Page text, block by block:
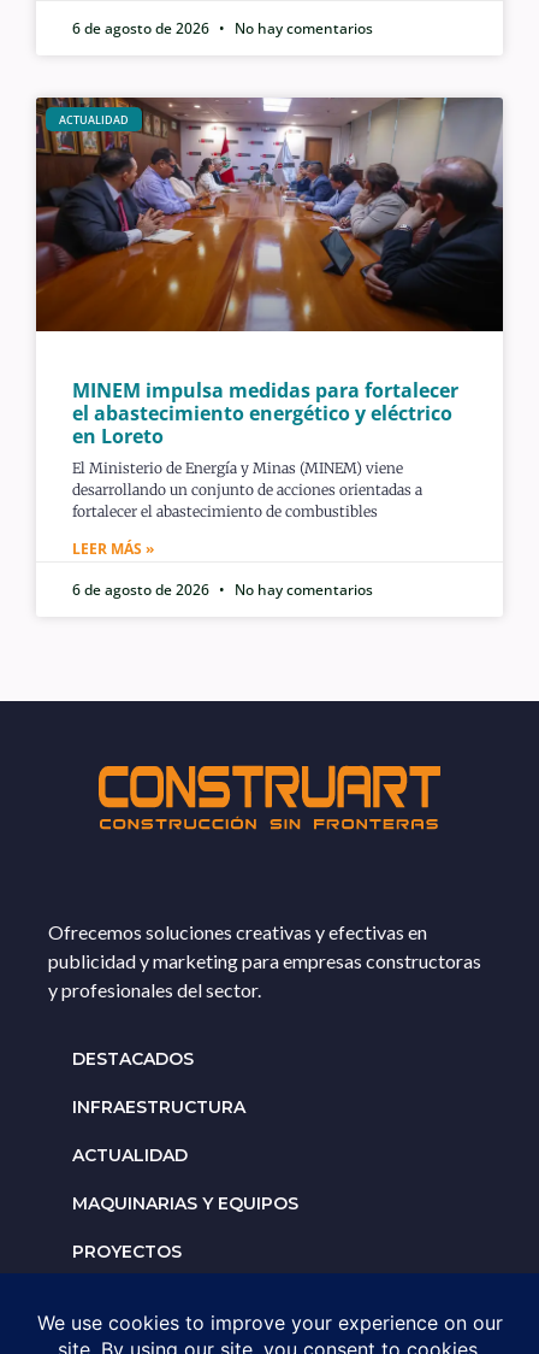
6 de agosto de 2026
No hay comentarios
ACTUALIDAD
MINEM impulsa medidas para fortalecer
el abastecimiento energético y eléctrico
en Loreto
El Ministerio de Energía y Minas (MINEM) viene
desarrollando un conjunto de acciones orientadas a
fortalecer el abastecimiento de combustibles
LEER MÁS »
6 de agosto de 2026
No hay comentarios
Ofrecemos soluciones creativas y efectivas en
publicidad y marketing para empresas constructoras
y profesionales del sector.
DESTACADOS
INFRAESTRUCTURA
ACTUALIDAD
MAQUINARIAS Y EQUIPOS
PROYECTOS